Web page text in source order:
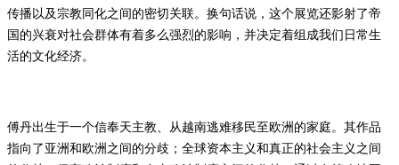
传播以及宗教同化之间的密切关联。换句话说，这个展览还影射了帝
国的兴衰对社会群体有着多么强烈的影响，并决定着组成我们日常生
活的文化经济。
傅丹出生于一个信奉天主教、从越南逃难移民至欧洲的家庭。其作品
指向了亚洲和欧洲之间的分歧；全球资本主义和真正的社会主义之间